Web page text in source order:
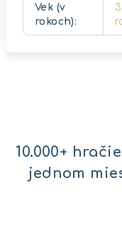
Vek (v
rokoch):
10.000+
jednom